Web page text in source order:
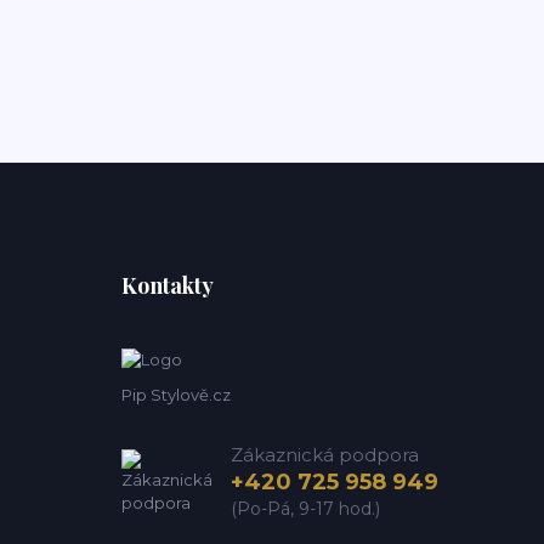
Kontakty
Pip Stylově.cz
Zákaznická podpora
+420 725 958 949
(Po-Pá, 9-17 hod.)